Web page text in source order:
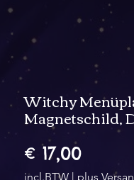
Witchy
Magnetschild,
€ 17,00Prijs
incl.BTW | plus